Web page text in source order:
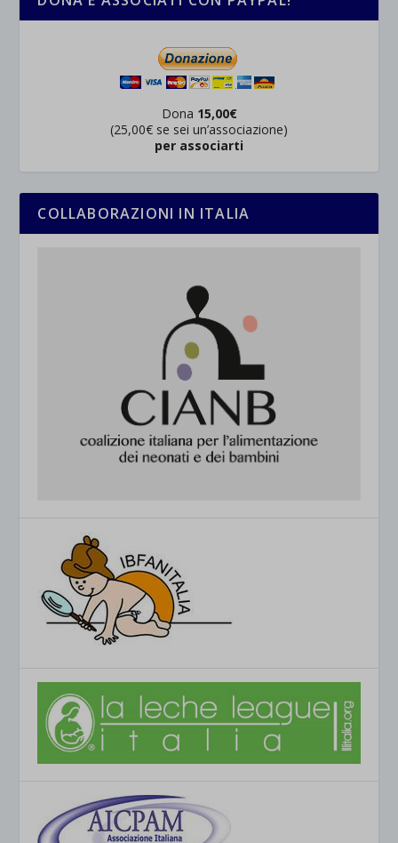
Dona 15,00€
(25,00€ se sei un’associazione)
per associarti
COLLABORAZIONI IN ITALIA